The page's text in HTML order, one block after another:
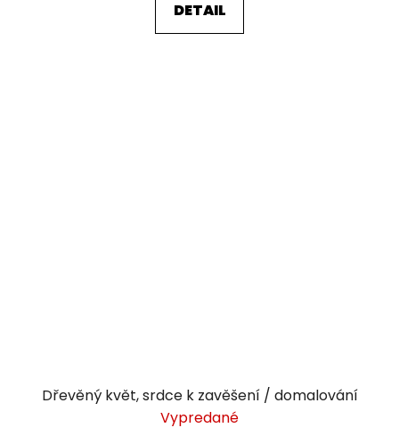
DETAIL
Dřevěný květ, srdce k zavěšení / domalování
Vypredané